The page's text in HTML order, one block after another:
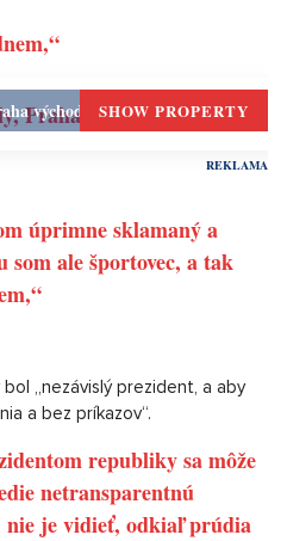
musieť vyriešiť otázka, kto sa
ako aj Hlasu. Čo sa týka
a hovorí o dvoch kandidátoch –
Čo sa týka strany Hlas, tam sú v
aj generálny manažér Matúš
vyhlásil na volebnej noci
Z výsledku je sklamaný a
V emotívnom príhovore mu
východ - 609m, Okolí Prahy
SHOW PROPERTY